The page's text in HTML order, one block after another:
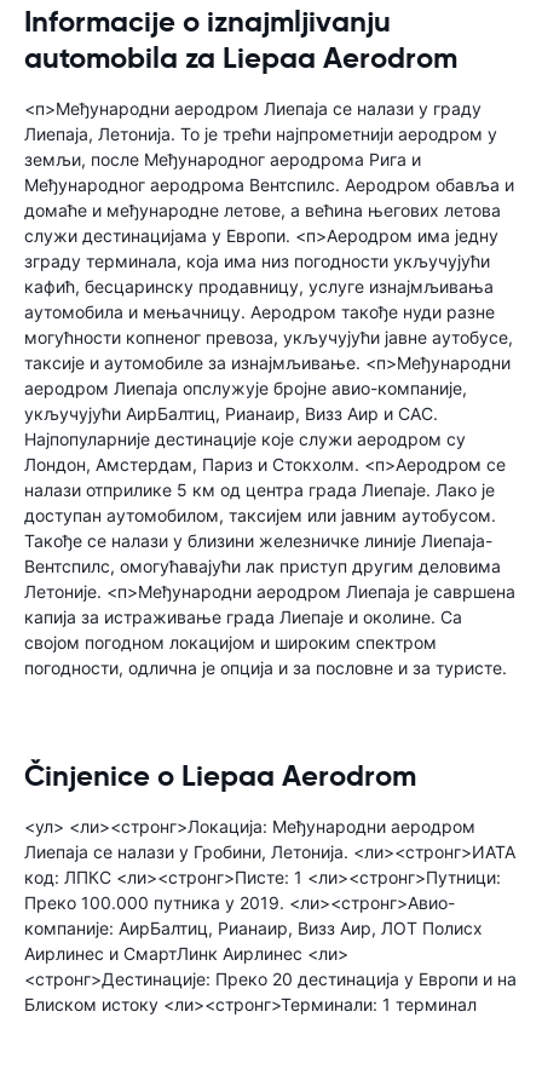
Informacije o iznajmljivanju
automobila za Liepaa Aerodrom
<п>Међународни аеродром Лиепаја се налази у граду
Лиепаја, Летонија. То је трећи најпрометнији аеродром у
земљи, после Међународног аеродрома Рига и
Међународног аеродрома Вентспилс. Аеродром обавља и
домаће и међународне летове, а већина његових летова
служи дестинацијама у Европи. <п>Аеродром има једну
зграду терминала, која има низ погодности укључујући
кафић, бесцаринску продавницу, услуге изнајмљивања
аутомобила и мењачницу. Аеродром такође нуди разне
могућности копненог превоза, укључујући јавне аутобусе,
таксије и аутомобиле за изнајмљивање. <п>Међународни
аеродром Лиепаја опслужује бројне авио-компаније,
укључујући АирБалтиц, Рианаир, Визз Аир и САС.
Најпопуларније дестинације које служи аеродром су
Лондон, Амстердам, Париз и Стокхолм. <п>Аеродром се
налази отприлике 5 км од центра града Лиепаје. Лако је
доступан аутомобилом, таксијем или јавним аутобусом.
Такође се налази у близини железничке линије Лиепаја-
Вентспилс, омогућавајући лак приступ другим деловима
Летоније. <п>Међународни аеродром Лиепаја је савршена
капија за истраживање града Лиепаје и околине. Са
својом погодном локацијом и широким спектром
погодности, одлична је опција и за пословне и за туристе.
Činjenice o Liepaa Aerodrom
<ул> <ли><стронг>Локација: Међународни аеродром
Лиепаја се налази у Гробини, Летонија. <ли><стронг>ИАТА
код: ЛПКС <ли><стронг>Писте: 1 <ли><стронг>Путници:
Преко 100.000 путника у 2019. <ли><стронг>Авио-
компаније: АирБалтиц, Рианаир, Визз Аир, ЛОТ Полисх
Аирлинес и СмартЛинк Аирлинес <ли>
<стронг>Дестинације: Преко 20 дестинација у Европи и на
Блиском истоку <ли><стронг>Терминали: 1 терминал